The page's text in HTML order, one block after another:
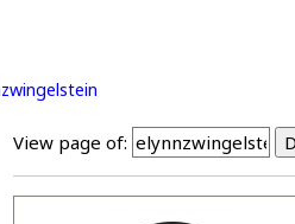
View page of: